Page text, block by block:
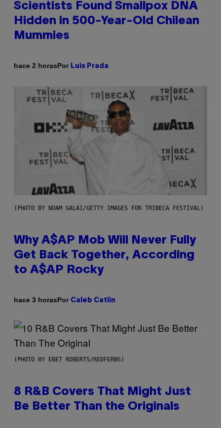
Scientists Found Smallpox DNA
Hidden in 500-Year-Old Chilean
Mummies
hace 2 horasPor Luis Prada
(PHOTO BY NOAM GALAI/GETTY IMAGES FOR TRIBECA FESTIVAL)
Why A$AP Mob Will Never Fully
Get Back Together, According
to A$AP Rocky
hace 3 horasPor Caleb Catlin
(PHOTO BY EBET ROBERTS/REDFERNS)
8 R&B Covers That Might Just
Be Better Than the Originals